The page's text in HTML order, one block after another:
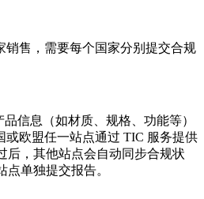
销售，需要每个国家分别提交合规
信息（如材质、规格、功能等）
或欧盟任一站点通过 TIC 服务提供
后，其他站点会自动同步合规状
单独提交报告。